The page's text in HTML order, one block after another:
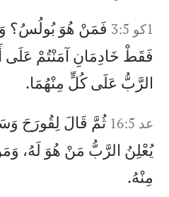
1كو 3:5
فَمَنْ هُوَ بُولُسُ؟
فَقَطْ خَادِمَانِ آمَنْتُمْ عَلَى
الرَّبُّ عَلَى كُلٍّ مِنْهُمَا.
عد 16:5
ثُمَّ قَالَ لِقُورَحَ
يُعْلِنُ الرَّبُّ مَنْ هُوَ لَهُ،
مِنْهُ.